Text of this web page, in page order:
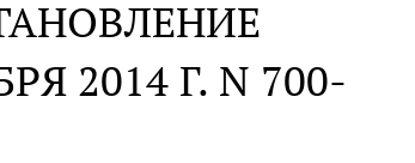
2014 Г. N 700-